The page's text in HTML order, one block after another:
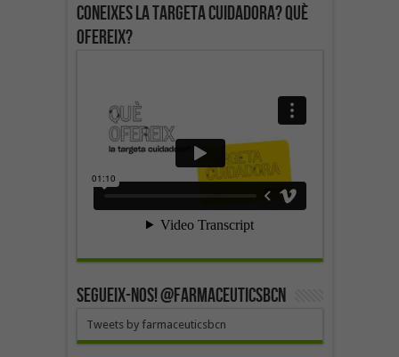
Coneixes la targeta cuidadora? Què
ofereix?
SEGUEIX-NOS! @farmaceuticsbcn
Tweets by farmaceuticsbcn